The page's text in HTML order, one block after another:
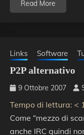
Read More
Links Software
P2P alternativo
9 Ottobre 2007
Tempo di lettura: <
Come “mezzo di
anche IRC quindi